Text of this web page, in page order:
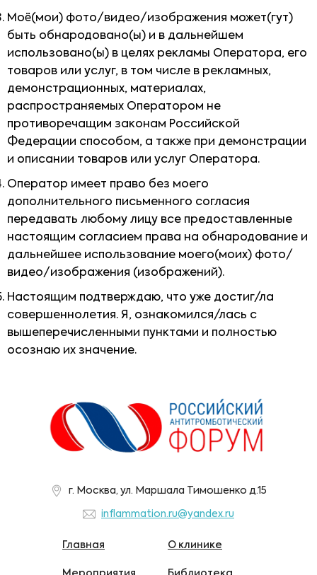
Моё(мои) фото/видео/изображения может(гут)
быть обнародовано(ы) и в дальнейшем
использовано(ы) в целях рекламы Оператора, его
товаров или услуг, в том числе в рекламных,
демонстрационных, материалах,
распространяемых Оператором не
противоречащим законам Российской
Федерации способом, а также при демонстрации
и описании товаров или услуг Оператора.
Оператор имеет право без моего
дополнительного письменного согласия
передавать любому лицу все предоставленные
настоящим согласием права на обнародование и
дальнейшее использование моего(моих) фото/
видео/изображения (изображений).
Настоящим подтверждаю, что уже достиг/ла
совершеннолетия. Я, ознакомился/лась с
вышеперечисленными пунктами и полностью
осознаю их значение.
г. Москва, ул. Маршала Тимошенко д.15
inflammation.ru@yandex.ru
Главная О клинике